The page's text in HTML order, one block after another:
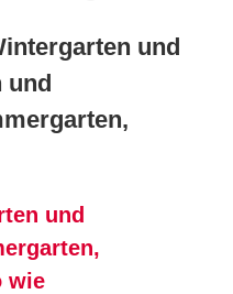
und
und
und
wie